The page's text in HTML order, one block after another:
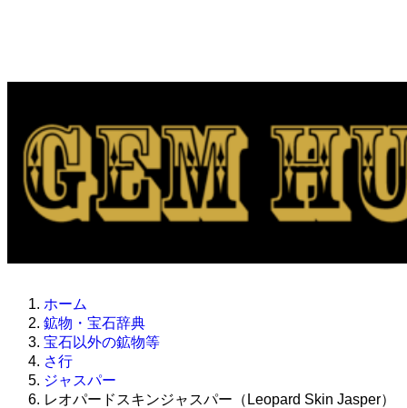
ホーム
鉱物・宝石辞典
宝石以外の鉱物等
さ行
ジャスパー
レオパードスキンジャスパー（Leopard Skin Jasper）